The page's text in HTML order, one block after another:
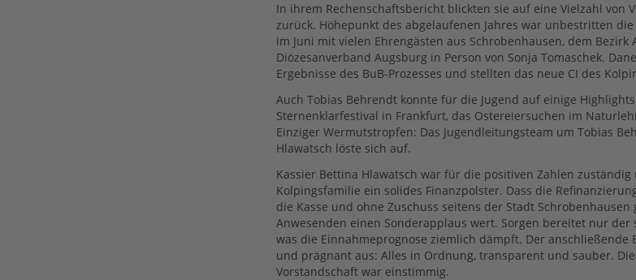
In ihrem Rechenschaftsbericht blickten sie auf eine Vielzahl von
zurück. Höhepunkt des abgelaufenen Jahres war unbestritten
im Juni mit vielen Ehrengästen aus Schrobenhausen, dem Bezirk
Diözesanverband Augsburg in Person von Sonja Tomaschek.
Ergebnisse des BuB-Prozesses und stellten das neue CI des
Auch Tobias Behrendt konnte für die Jugend auf einige
Sternenklarfestival in Frankfurt, das Ostereiersuchen im
Einziger Wermutstropfen: Das Jugendleitungsteam um Tobias
Hlawatsch löste sich auf.
Kassier Bettina Hlawatsch war für die positiven Zahlen
Kolpingsfamilie ein solides Finanzpolster. Dass die
die Kasse und ohne Zuschuss seitens der Stadt
Anwesenden einen Sonderapplaus wert. Sorgen bereitet nur
was die Einnahmeprognose ziemlich dämpft. Der anschließende
und prägnant aus: Alles in Ordnung, transparent und sauber.
Vorstandschaft war einstimmig.